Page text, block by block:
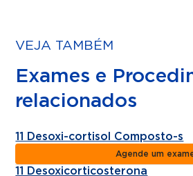
VEJA TAMBÉM
Exames e
relacionados
11 Desoxi-cortisol Composto-s
Agende um
11 Desoxicorticosterona